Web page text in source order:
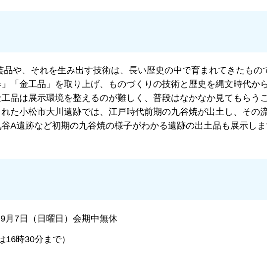
や、それを生み出す技術は、長い歴史の中で育まれてきたもの
「金工品」を取り上げ、ものづくりの技術と歴史を縄文時代か
品は展示環境を整えるのが難しく、普段はなかなか見てもらう
た小松市大川遺跡では、江戸時代前期の九谷焼が出土し、その
A遺跡など初期の九谷焼の様子がわかる遺跡の出土品も展示し
7日（日曜日）会期中無休
16時30分まで）